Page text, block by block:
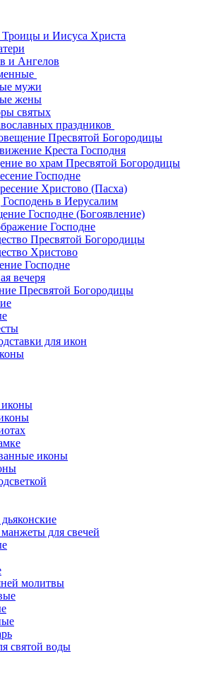
Троицы и Иисуса Христа
и Ангелов
мужи
жены
святых
праздников
Пресвятой Богородицы
Креста Господня
во храм Пресвятой Богородицы
Господне
Христово (Пасха)
в Иерусалим
Господне (Богоявление)
Господне
Пресвятой Богородицы
Христово
Господне
вечеря
Пресвятой Богородицы
для икон
иконы
для свечей
молитвы
святой воды